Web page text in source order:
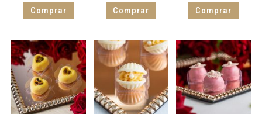
Comprar Comprar Comprar